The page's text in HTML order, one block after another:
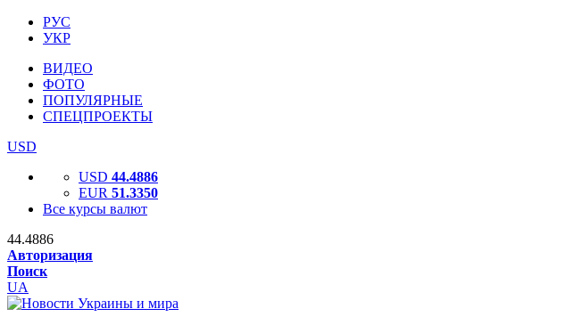
РУС
УКР
ВИДЕО
ФОТО
ПОПУЛЯРНЫЕ
СПЕЦПРОЕКТЫ
USD
USD 44.4886
EUR 51.3350
Все курсы валют
44.4886
Авторизация
Поиск
UA